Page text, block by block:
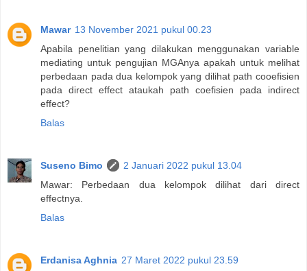
Mawar 13 November 2021 pukul 00.23
Apabila penelitian yang dilakukan menggunakan variable
mediating untuk pengujian MGAnya apakah untuk melihat
perbedaan pada dua kelompok yang dilihat path cooefisien
pada direct effect ataukah path coefisien pada indirect
effect?
Balas
Suseno Bimo
2 Januari 2022 pukul 13.04
Mawar: Perbedaan dua kelompok dilihat dari direct
effectnya.
Balas
Erdanisa Aghnia 27 Maret 2022 pukul 23.59